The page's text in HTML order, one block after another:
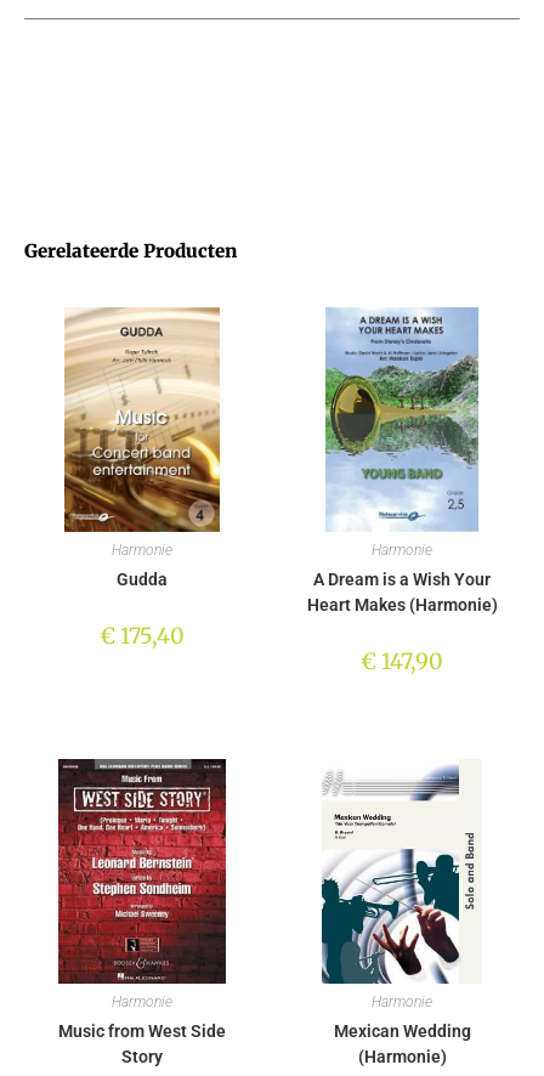
Gerelateerde Producten
Harmonie
Gudda
€175,40
Harmonie
A Dream is a Wish Your
Heart Makes (Harmonie)
€147,90
Harmonie
Music from West Side
Story
Harmonie
Mexican Wedding
(Harmonie)